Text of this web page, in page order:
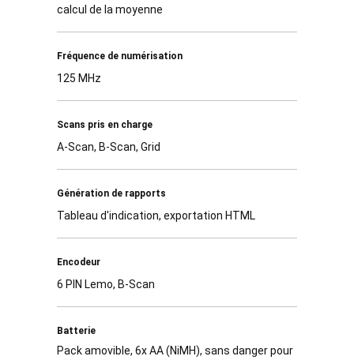
calcul de la moyenne
Fréquence de numérisation
125 MHz
Scans pris en charge
A-Scan, B-Scan, Grid
Génération de rapports
Tableau d'indication, exportation HTML
Encodeur
6 PIN Lemo, B-Scan
Batterie
Pack amovible, 6x AA (NiMH), sans danger pour